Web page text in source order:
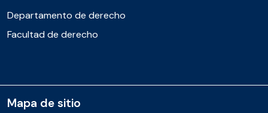
Departamento de derecho
Facultad de derecho
Mapa de sitio